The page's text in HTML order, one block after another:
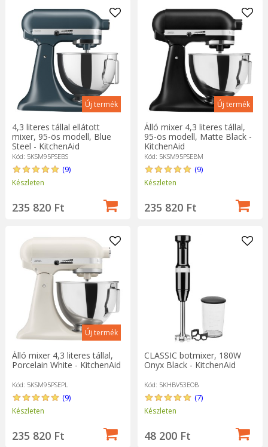
Új termék
4,3 literes tállal ellátott
mixer, 95-ös modell, Blue
Steel - KitchenAid
Kód: 5KSM95PSEBS
(9)
Készleten
235 820 Ft
Új termék
Álló mixer 4,3 literes tállal,
95-ös modell, Matte Black -
KitchenAid
Kód: 5KSM95PSEBM
(9)
Készleten
235 820 Ft
Új termék
Álló mixer 4,3 literes tállal,
Porcelain White - KitchenAid
Kód: 5KSM95PSEPL
(9)
Készleten
235 820 Ft
CLASSIC botmixer, 180W
Onyx Black - KitchenAid
Kód: 5KHBV53EOB
(7)
Készleten
48 200 Ft